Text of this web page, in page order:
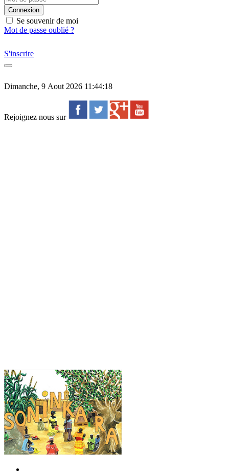
Connexion
Se souvenir de moi
Mot de passe oublié ?
S'inscrire
Dimanche, 9 Aout 2026 11:44:18
Rejoignez nous sur